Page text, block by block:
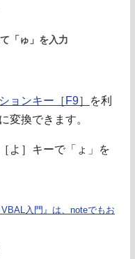
「ゅ」を入力
ョンキー［F9］
を利
変換できます。
よ］キーで「ょ」を
入門』は、noteでもお